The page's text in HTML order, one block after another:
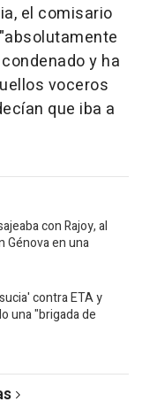
el comisario
y ha
voceros
que iba a
con Rajoy, al
Génova en una
contra ETA y
una "brigada de